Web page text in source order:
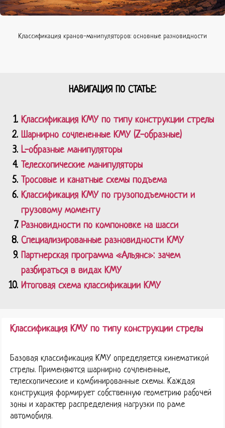
Классификация кранов-манипуляторов: основные разновидности
НАВИГАЦИЯ ПО СТАТЬЕ:
Классификация КМУ по типу конструкции стрелы
Шарнирно сочлененные КМУ (Z-образные)
L-образные манипуляторы
Телескопические манипуляторы
Тросовые и канатные схемы подъема
Классификация КМУ по грузоподъемности и
грузовому моменту
Разновидности по компоновке на шасси
Специализированные разновидности КМУ
Партнерская программа «Альянс»: зачем
разбираться в видах КМУ
Итоговая схема классификации КМУ
Классификация КМУ по типу конструкции стрелы
Базовая классификация КМУ определяется кинематикой
стрелы. Применяются шарнирно сочлененные,
телескопические и комбинированные схемы. Каждая
конструкция формирует собственную геометрию рабочей
зоны и характер распределения нагрузки по раме
автомобиля.